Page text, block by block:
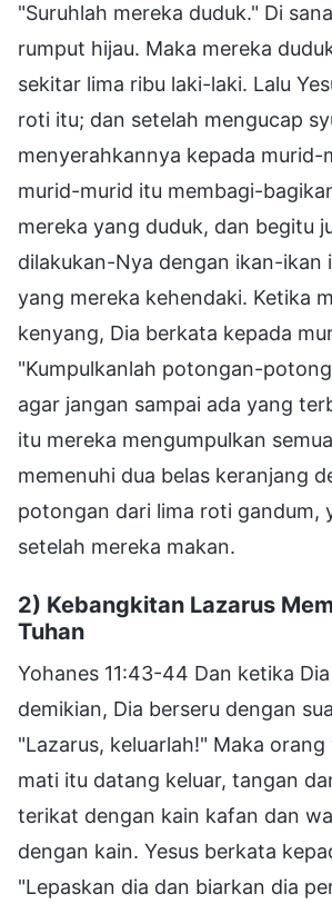
"Suruhlah mereka duduk." Di
rumput hijau. Maka mereka
sekitar lima ribu laki-laki. Lalu
roti itu; dan setelah mengucap
menyerahkannya kepada murid-
murid-murid itu membagi-
mereka yang duduk, dan begitu
dilakukan-Nya dengan ikan-ikan
yang mereka kehendaki. Ketika
kenyang, Dia berkata kepada
"Kumpulkanlah potongan-
agar jangan sampai ada yang
itu mereka mengumpulkan
memenuhi dua belas keranjang
potongan dari lima roti gandum,
setelah mereka makan.
2) Kebangkitan Lazarus
Tuhan
Yohanes 11:43-44 Dan ketika
demikian, Dia berseru dengan
"Lazarus, keluarlah!" Maka orang
mati itu datang keluar, tangan
terikat dengan kain kafan dan
dengan kain. Yesus berkata
"Lepaskan dia dan biarkan dia